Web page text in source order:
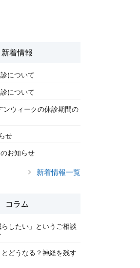
新着情報
について
について
ンウィークの休診期間の
せ
お知らせ
新着情報一覧
コラム
らしたい」というご相談
どうなる？神経を残す